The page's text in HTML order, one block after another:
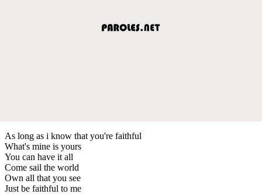
As long as i know that you're faithful
What's mine is yours
You can have it all
Come sail the world
Own all that you see
Just be faithful to me